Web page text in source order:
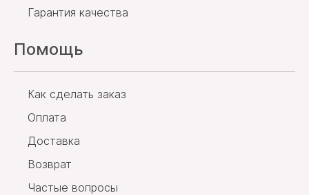
Гарантия качества
Помощь
Как сделать заказ
Оплата
Доставка
Возврат
Частые вопросы